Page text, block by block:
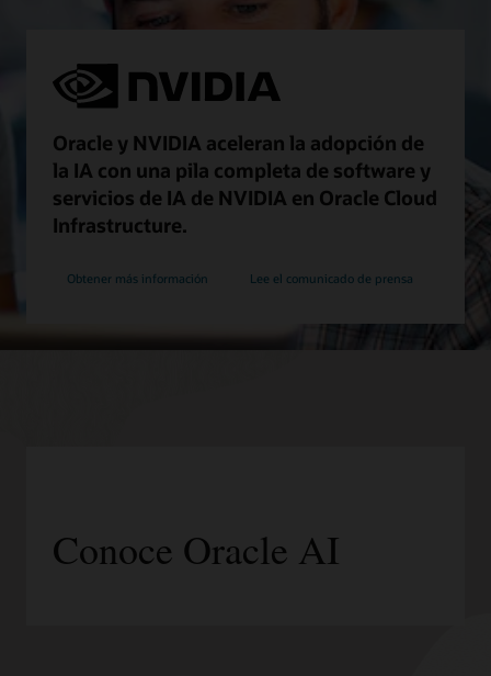
Oracle y NVIDIA aceleran la adopción de
la IA con una pila completa de software y
servicios de IA de NVIDIA en Oracle Cloud
Infrastructure.
Obtener más información Lee el comunicado de prensa
Conoce Oracle AI